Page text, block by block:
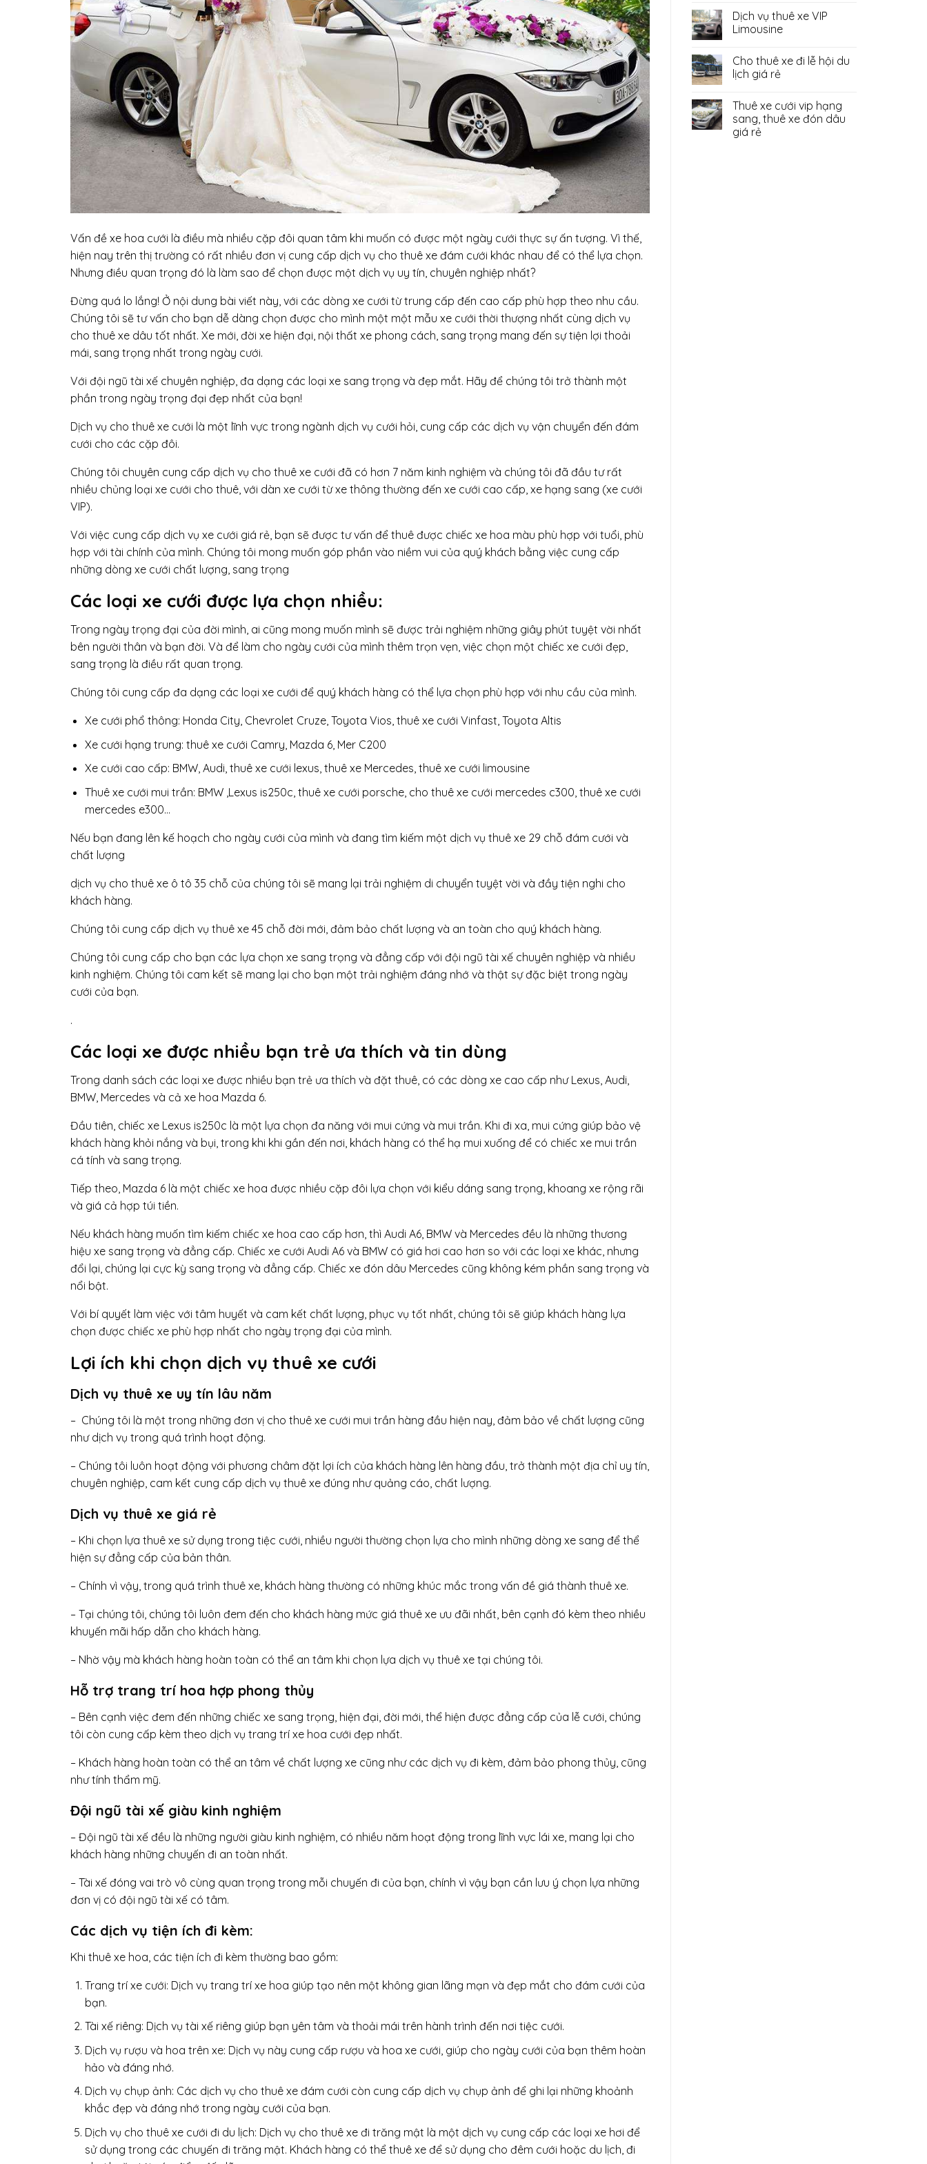
Vấn đề xe hoa cưới là điều mà nhiều cặp đôi quan tâm khi muốn có được một ngày cưới thực sự ấn tượng. Vì thế,
hiện nay trên thị trường có rất nhiều đơn vị cung cấp dịch vụ cho thuê xe đám cưới khác nhau để có thể lựa chọn.
Nhưng điều quan trọng đó là làm sao để chọn được một dịch vụ uy tín, chuyên nghiệp nhất?
Đừng quá lo lắng! Ở nội dung bài viết này, với các dòng xe cưới từ trung cấp đến cao cấp phù hợp theo nhu cầu.
Chúng tôi sẽ tư vấn cho bạn dễ dàng chọn được cho mình một một mẫu xe cưới thời thượng nhất cùng dịch vụ
cho thuê xe dâu tốt nhất. Xe mới, đời xe hiện đại, nội thất xe phong cách, sang trọng mang đến sự tiện lợi thoải
mái, sang trọng nhất trong ngày cưới.
Với đội ngũ tài xế chuyên nghiệp, đa dạng các loại xe sang trọng và đẹp mắt. Hãy để chúng tôi trở thành một
phần trong ngày trọng đại đẹp nhất của bạn!
Dịch vụ cho thuê xe cưới là một lĩnh vực trong ngành dịch vụ cưới hỏi, cung cấp các dịch vụ vận chuyển đến đám
cưới cho các cặp đôi.
Chúng tôi chuyên cung cấp dịch vụ cho thuê xe cưới đã có hơn 7 năm kinh nghiệm và chúng tôi đã đầu tư rất
nhiều chủng loại xe cưới cho thuê, với dàn xe cưới từ xe thông thường đến xe cưới cao cấp, xe hạng sang (xe cưới
VIP).
Với việc cung cấp dịch vụ xe cưới giá rẻ, bạn sẽ được tư vấn để thuê được chiếc xe hoa màu phù hợp với tuổi, phù
hợp với tài chính của mình. Chúng tôi mong muốn góp phần vào niềm vui của quý khách bằng việc cung cấp
những dòng xe cưới chất lượng, sang trọng
Các loại xe cưới được lựa chọn nhiều:
Trong ngày trọng đại của đời mình, ai cũng mong muốn mình sẽ được trải nghiệm những giây phút tuyệt vời nhất
bên người thân và bạn đời. Và để làm cho ngày cưới của mình thêm trọn vẹn, việc chọn một chiếc xe cưới đẹp,
sang trọng là điều rất quan trọng.
Chúng tôi cung cấp đa dạng các loại xe cưới để quý khách hàng có thể lựa chọn phù hợp với nhu cầu của mình.
Xe cưới phổ thông: Honda City, Chevrolet Cruze, Toyota Vios, thuê xe cưới Vinfast, Toyota Altis
Xe cưới hạng trung: thuê xe cưới Camry, Mazda 6, Mer C200
Xe cưới cao cấp: BMW, Audi, thuê xe cưới lexus, thuê xe Mercedes, thuê xe cưới limousine
Thuê xe cưới mui trần: BMW ,Lexus is250c, thuê xe cưới porsche, cho thuê xe cưới mercedes c300, thuê xe cưới
mercedes e300…
Nếu bạn đang lên kế hoạch cho ngày cưới của mình và đang tìm kiếm một dịch vụ thuê xe 29 chỗ đám cưới và
chất lượng
dịch vụ cho thuê xe ô tô 35 chỗ của chúng tôi sẽ mang lại trải nghiệm di chuyển tuyệt vời và đầy tiện nghi cho
khách hàng.
Chúng tôi cung cấp dịch vụ thuê xe 45 chỗ đời mới, đảm bảo chất lượng và an toàn cho quý khách hàng.
Chúng tôi cung cấp cho bạn các lựa chọn xe sang trọng và đẳng cấp với đội ngũ tài xế chuyên nghiệp và nhiều
kinh nghiệm. Chúng tôi cam kết sẽ mang lại cho bạn một trải nghiệm đáng nhớ và thật sự đặc biệt trong ngày
cưới của bạn.
.
Các loại xe được nhiều bạn trẻ ưa thích và tin dùng
Trong danh sách các loại xe được nhiều bạn trẻ ưa thích và đặt thuê, có các dòng xe cao cấp như Lexus, Audi,
BMW, Mercedes và cả xe hoa Mazda 6.
Đầu tiên, chiếc xe Lexus is250c là một lựa chọn đa năng với mui cứng và mui trần. Khi đi xa, mui cứng giúp bảo vệ
khách hàng khỏi nắng và bụi, trong khi khi gần đến nơi, khách hàng có thể hạ mui xuống để có chiếc xe mui trần
cá tính và sang trọng.
Tiếp theo, Mazda 6 là một chiếc xe hoa được nhiều cặp đôi lựa chọn với kiểu dáng sang trọng, khoang xe rộng rãi
và giá cả hợp túi tiền.
Nếu khách hàng muốn tìm kiếm chiếc xe hoa cao cấp hơn, thì Audi A6, BMW và Mercedes đều là những thương
hiệu xe sang trọng và đẳng cấp. Chiếc xe cưới Audi A6 và BMW có giá hơi cao hơn so với các loại xe khác, nhưng
đổi lại, chúng lại cực kỳ sang trọng và đẳng cấp. Chiếc xe đón dâu Mercedes cũng không kém phần sang trọng và
nổi bật.
Với bí quyết làm việc với tâm huyết và cam kết chất lượng, phục vụ tốt nhất, chúng tôi sẽ giúp khách hàng lựa
chọn được chiếc xe phù hợp nhất cho ngày trọng đại của mình.
Lợi ích khi chọn dịch vụ thuê xe cưới
Dịch vụ thuê xe uy tín lâu năm
– Chúng tôi là một trong những đơn vị cho thuê xe cưới mui trần hàng đầu hiện nay, đảm bảo về chất lượng cũng
như dịch vụ trong quá trình hoạt động.
– Chúng tôi luôn hoạt động với phương châm đặt lợi ích của khách hàng lên hàng đầu, trở thành một địa chỉ uy tín,
chuyên nghiệp, cam kết cung cấp dịch vụ thuê xe đúng như quảng cáo, chất lượng.
Dịch vụ thuê xe giá rẻ
– Khi chọn lựa thuê xe sử dụng trong tiệc cưới, nhiều người thường chọn lựa cho mình những dòng xe sang để thể
hiện sự đẳng cấp của bản thân.
– Chính vì vậy, trong quá trình thuê xe, khách hàng thường có những khúc mắc trong vấn đề giá thành thuê xe.
– Tại chúng tôi, chúng tôi luôn đem đến cho khách hàng mức giá thuê xe ưu đãi nhất, bên cạnh đó kèm theo nhiều
khuyến mãi hấp dẫn cho khách hàng.
– Nhờ vậy mà khách hàng hoàn toàn có thể an tâm khi chọn lựa dịch vụ thuê xe tại chúng tôi.
Hỗ trợ trang trí hoa hợp phong thủy
– Bên cạnh việc đem đến những chiếc xe sang trọng, hiện đại, đời mới, thể hiện được đẳng cấp của lễ cưới, chúng
tôi còn cung cấp kèm theo dịch vụ trang trí xe hoa cưới đẹp nhất.
– Khách hàng hoàn toàn có thể an tâm về chất lượng xe cũng như các dịch vụ đi kèm, đảm bảo phong thủy, cũng
như tính thẩm mỹ.
Đội ngũ tài xế giàu kinh nghiệm
– Đội ngũ tài xế đều là những người giàu kinh nghiệm, có nhiều năm hoạt động trong lĩnh vực lái xe, mang lại cho
khách hàng những chuyến đi an toàn nhất.
– Tài xế đóng vai trò vô cùng quan trọng trong mỗi chuyến đi của bạn, chính vì vậy bạn cần lưu ý chọn lựa những
đơn vị có đội ngũ tài xế có tâm.
Các dịch vụ tiện ích đi kèm:
Khi thuê xe hoa, các tiện ích đi kèm thường bao gồm:
Trang trí xe cưới: Dịch vụ trang trí xe hoa giúp tạo nên một không gian lãng mạn và đẹp mắt cho đám cưới của
bạn.
Tài xế riêng: Dịch vụ tài xế riêng giúp bạn yên tâm và thoải mái trên hành trình đến nơi tiệc cưới.
Dịch vụ rượu và hoa trên xe: Dịch vụ này cung cấp rượu và hoa xe cưới, giúp cho ngày cưới của bạn thêm hoàn
hảo và đáng nhớ.
Dịch vụ chụp ảnh: Các dịch vụ cho thuê xe đám cưới còn cung cấp dịch vụ chụp ảnh để ghi lại những khoảnh
khắc đẹp và đáng nhớ trong ngày cưới của bạn.
Dịch vụ cho thuê xe cưới đi du lịch: Dịch vụ cho thuê xe đi trăng mật là một dịch vụ cung cấp các loại xe hơi để
sử dụng trong các chuyến đi trăng mật. Khách hàng có thể thuê xe để sử dụng cho đêm cưới hoặc du lịch, đi
Dịch vụ thuê xe VIP
Limousine
Cho thuê xe đi lễ hội du
lịch giá rẻ
Thuê xe cưới vip hạng
sang, thuê xe đón dâu
giá rẻ